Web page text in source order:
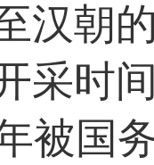
汉朝
采时
被国